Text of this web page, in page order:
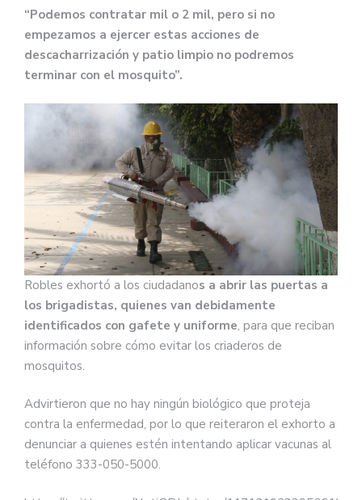
“Podemos contratar mil o 2 mil, pero si no
empezamos a ejercer estas acciones de
descacharrización y patio limpio no podremos
terminar con el mosquito”.
Robles exhortó a los ciudadanos a abrir las puertas a
los brigadistas, quienes van debidamente
identificados con gafete y uniforme, para que reciban
información sobre cómo evitar los criaderos de
mosquitos.
Advirtieron que no hay ningún biológico que proteja
contra la enfermedad, por lo que reiteraron el exhorto a
denunciar a quienes estén intentando aplicar vacunas al
teléfono 333-050-5000.